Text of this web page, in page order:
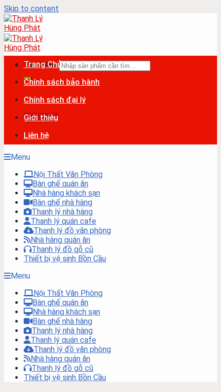
Skip to content
Tìm kiếm:
Trang Chủ
Chính sách bảo hành
Chính sách đại lý
Giới thiệu
Liên hệ
Menu
Nội Thất Văn Phòng
Bàn ghế quán ăn
Nhà hàng khách sạn
Bàn ghế nhà hàng
Thanh lý nhà hàng
Thanh lý quán cafe
Thanh lý đồ văn phòng
Nhà hàng quán ăn
Thanh lý đồ gỗ cũ
Thiết bị vệ sinh Bồn Cầu
Menu
Nội Thất Văn Phòng
Bàn ghế quán ăn
Nhà hàng khách sạn
Bàn ghế nhà hàng
Thanh lý nhà hàng
Thanh lý quán cafe
Thanh lý đồ văn phòng
Nhà hàng quán ăn
Thanh lý đồ gỗ cũ
Thiết bị vệ sinh Bồn Cầu